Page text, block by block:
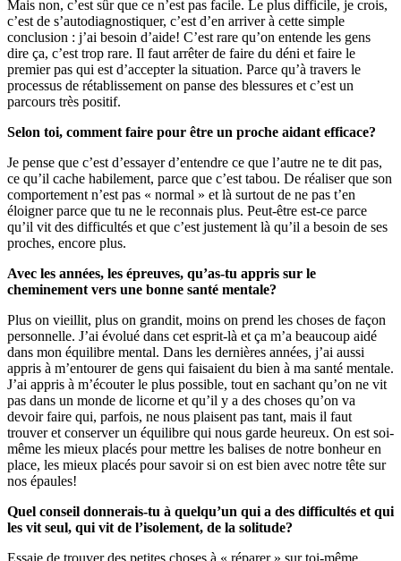
Mais non, c’est sûr que ce n’est pas facile. Le plus difficile, je crois,
c’est de s’autodiagnostiquer, c’est d’en arriver à cette simple
conclusion : j’ai besoin d’aide! C’est rare qu’on entende les gens
dire ça, c’est trop rare. Il faut arrêter de faire du déni et faire le
premier pas qui est d’accepter la situation. Parce qu’à travers le
processus de rétablissement on panse des blessures et c’est un
parcours très positif.
Selon toi, comment faire pour être un proche aidant efficace?
Je pense que c’est d’essayer d’entendre ce que l’autre ne te dit pas,
ce qu’il cache habilement, parce que c’est tabou. De réaliser que son
comportement n’est pas « normal » et là surtout de ne pas t’en
éloigner parce que tu ne le reconnais plus. Peut-être est-ce parce
qu’il vit des difficultés et que c’est justement là qu’il a besoin de ses
proches, encore plus.
Avec les années, les épreuves, qu’as-tu appris sur le
cheminement vers une bonne santé mentale?
Plus on vieillit, plus on grandit, moins on prend les choses de façon
personnelle. J’ai évolué dans cet esprit-là et ça m’a beaucoup aidé
dans mon équilibre mental. Dans les dernières années, j’ai aussi
appris à m’entourer de gens qui faisaient du bien à ma santé mentale.
J’ai appris à m’écouter le plus possible, tout en sachant qu’on ne vit
pas dans un monde de licorne et qu’il y a des choses qu’on va
devoir faire qui, parfois, ne nous plaisent pas tant, mais il faut
trouver et conserver un équilibre qui nous garde heureux. On est soi-
même les mieux placés pour mettre les balises de notre bonheur en
place, les mieux placés pour savoir si on est bien avec notre tête sur
nos épaules!
Quel conseil donnerais-tu à quelqu’un qui a des difficultés et qui
les vit seul, qui vit de l’isolement, de la solitude?